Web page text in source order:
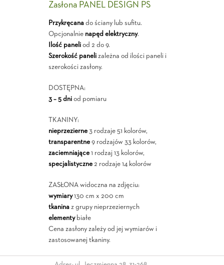
Zasłona PANEL DESIGN PS
Przykręcanado ściany lub sufitu.
Opcjonalnie napęd elektryczny.
Ilość paneliod 2 do 9.
Szerokość panelizależna od ilości paneli i
szerokości zasłony.
DOSTĘPNA:
3 – 5 dniod pomiaru
TKANINY:
nieprzezierne3 rodzaje 51 kolorów,
transparentne9 rodzajów 33 kolorów,
zaciemniające1 rodzaj 13 kolorów,
specjalistyczne2 rodzaje 14 kolorów
ZASŁONA widoczna na zdjęciu:
wymiary130 cm x 200 cm
tkaninaz grupy nieprzeziernych
elementybiałe
Cena zasłony zależy od jej wymiarów i
zastosowanej tkaniny.